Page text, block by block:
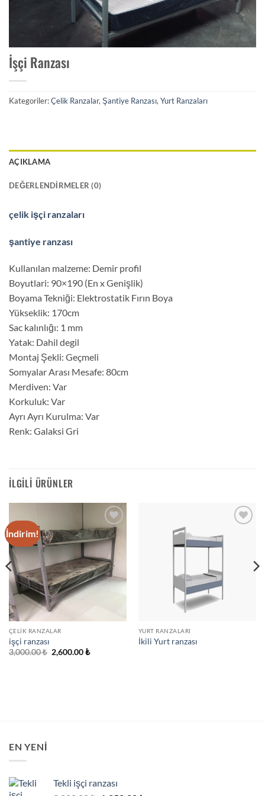
İşçi Ranzası
Kategoriler:Çelik Ranzalar, Şantiye Ranzası, Yurt Ranzaları
AÇIKLAMA
DEĞERLENDIRMELER (0)
çelik işçi ranzaları
şantiye ranzası
Kullanılan malzeme: Demir profil
Boyutlari: 90×190 (En x Genişlik)
Boyama Tekniği: Elektrostatik Fırın Boya
Yükseklik: 170cm
Sac kalınlığı: 1 mm
Yatak: Dahil degil
Montaj Şekli: Geçmeli
Somyalar Arası Mesafe: 80cm
Merdiven: Var
Korkuluk: Var
Ayrı Ayrı Kurulma: Var
Renk: Galaksi Gri
İLGILI ÜRÜNLER
İndirim!
Add to
wishlist
ÇELIK RANZALAR
işçi ranzası
3,000.00₺ Orijinal
fiyat:
2,600.00₺Şu
YURT RANZALARI
İkili Yurt ranzası
EN YENI
Tekli işçi ranzası